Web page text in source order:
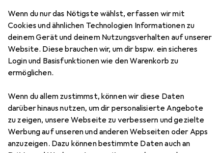
Wenn du nur das Nötigste wählst, erfassen wir mit
Cookies und ähnlichen Technologien Informationen zu
deinem Gerät und deinem Nutzungsverhalten auf unserer
Website. Diese brauchen wir, um dir bspw. ein sicheres
Login und Basisfunktionen wie den Warenkorb zu
ermöglichen.
Wenn du allem zustimmst, können wir diese Daten
darüber hinaus nutzen, um dir personalisierte Angebote
zu zeigen, unsere Webseite zu verbessern und gezielte
Werbung auf unseren und anderen Webseiten oder Apps
anzuzeigen. Dazu können bestimmte Daten auch an
5 Bilder
DiposDisplayschutzfolie Antireflex
EUR
3,89
107
Bewertungen